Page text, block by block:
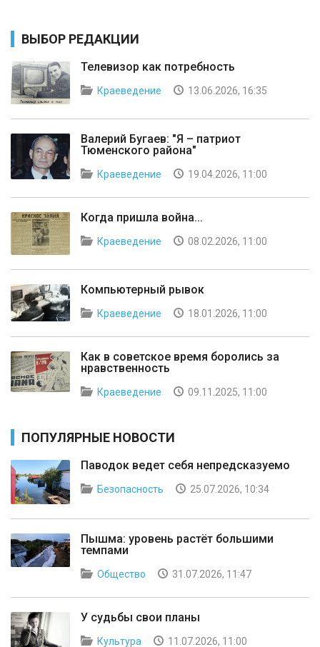
ВЫБОР РЕДАКЦИИ
Телевизор как потребность
Краеведение 13.06.2026, 16:35
Валерий Бугаев: "Я – патриот
Тюменского района"
Краеведение 19.04.2026, 11:00
Когда пришла война...
Краеведение 08.02.2026, 11:00
Компьютерный рывок
Краеведение 18.01.2026, 11:00
Как в советское время боролись за
нравственность
Краеведение 09.11.2025, 11:00
ПОПУЛЯРНЫЕ НОВОСТИ
Паводок ведет себя непредсказуемо
Безопасность 25.07.2026, 10:34
Пышма: уровень растёт большими
темпами
Общество 31.07.2026, 11:47
У судьбы свои планы
Культура 11.07.2026, 11:00